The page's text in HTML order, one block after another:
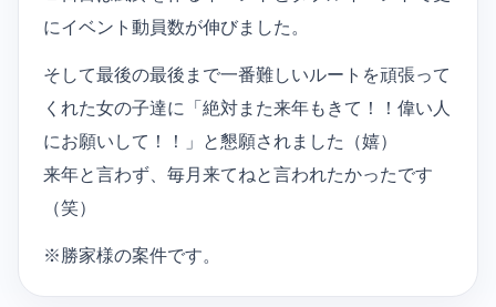
にイベント動員数が伸びました。
そして最後の最後まで一番難しいルートを頑張って
くれた女の子達に「絶対また来年もきて！！偉い人
にお願いして！！」と懇願されました（嬉）
来年と言わず、毎月来てねと言われたかったです
（笑）
※勝家様の案件です。